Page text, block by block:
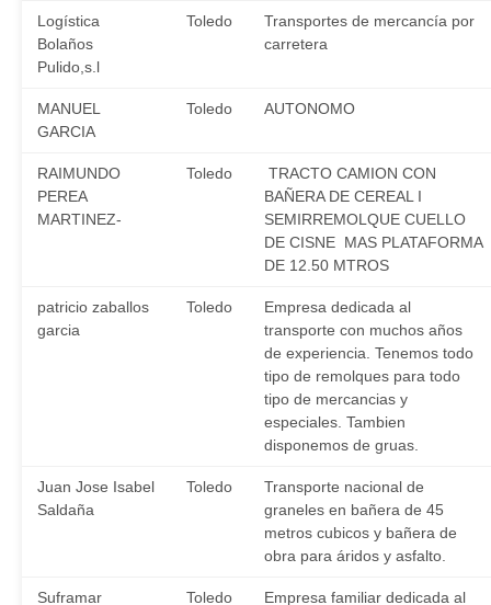
Logística
Bolaños
Pulido,s.l
Toledo
Transportes de mercancía por
carretera
MANUEL
GARCIA
Toledo AUTONOMO
RAIMUNDO
PEREA
MARTINEZ-
Toledo
TRACTO CAMION CON
BAÑERA DE CEREAL I
SEMIRREMOLQUE CUELLO
DE CISNE MAS PLATAFORMA
DE 12.50 MTROS
patricio zaballos
garcia
Toledo
Empresa dedicada al
transporte con muchos años
de experiencia. Tenemos todo
tipo de remolques para todo
tipo de mercancias y
especiales. Tambien
disponemos de gruas.
Juan Jose Isabel
Saldaña
Toledo
Transporte nacional de
graneles en bañera de 45
metros cubicos y bañera de
obra para áridos y asfalto.
Suframar
Toledo
Empresa familiar dedicada al